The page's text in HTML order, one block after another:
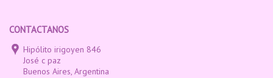
CONTACTANOS
Hipólito irigoyen 846
José c paz
Buenos Aires, Argentina